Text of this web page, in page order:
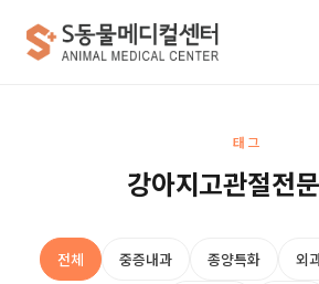
태그
강아지고관절전
전체 중증내과 종양특화 외